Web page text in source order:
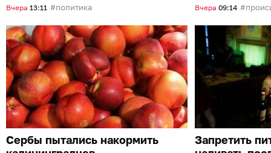
партии
Вчера 13:11 политика Вчера 09:14
Сербы пытались накормить
Запретить